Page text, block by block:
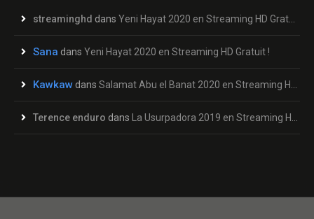
streaminghd dans Yeni Hayat 2020 en Streaming HD Gratuit !
Sana dans Yeni Hayat 2020 en Streaming HD Gratuit !
Kawkaw dans Salamat Abu el Banat 2020 en Streaming HD Gratuit !
Terence enduro dans La Usurpadora 2019 en Streaming HD Gratuit !